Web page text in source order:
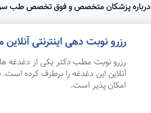
درباره پزشکان متخصص و فوق تخصص طب
رزرو نوبت دهی اینترنتی
رزرو نوبت مطب دکتر یکی از دغدغه
آنلاین این دغدغه را برطرف کرده
امکان پذیر است.